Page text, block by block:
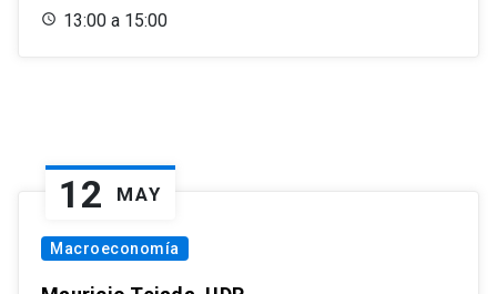
13:00 a 15:00
12 MAY
Macroeconomía